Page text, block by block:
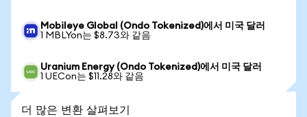
Mobileye Global (Ondo Tokenized)에서 미국 달러
1 MBLYon는 $8.73와 같음
Uranium Energy (Ondo Tokenized)에서 미국 달러
1 UECon는 $11.28와 같음
더 많은 변환 살펴보기